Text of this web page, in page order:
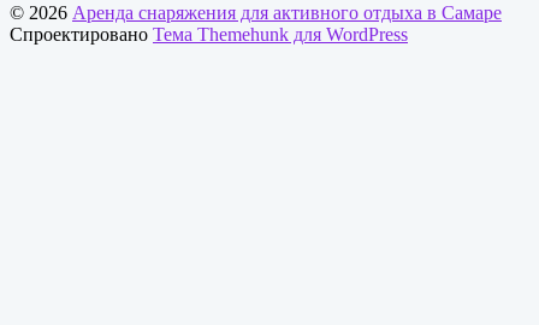
© 2026 Аренда снаряжения для активного отдыха в Самаре
Спроектировано Тема Themehunk для WordPress